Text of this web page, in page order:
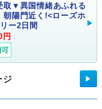
取▼異国情緒あふれる
朝陽門近く!<ローズホ
ー2日間
ジ ▶